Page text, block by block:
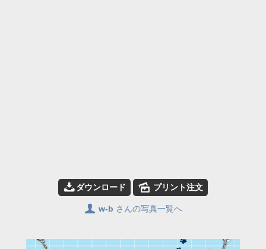
📥ダウンロード 🌄 プリント注文
👤 w-b さんの写真一覧へ